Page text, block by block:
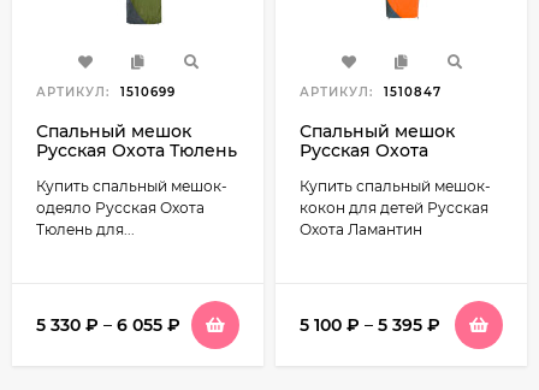
АРТИКУЛ: 1510699
Спальный мешок
Русская Охота Тюлень
Купить спальный мешок-
одеяло Русская Охота
Тюлень для...
5 330 ₽ – 6 055 ₽
АРТИКУЛ: 1510847
Спальный мешок
Русская Охота
Купить спальный мешок-
кокон для детей Русская
Охота Ламантин
5 100 ₽ – 5 395 ₽